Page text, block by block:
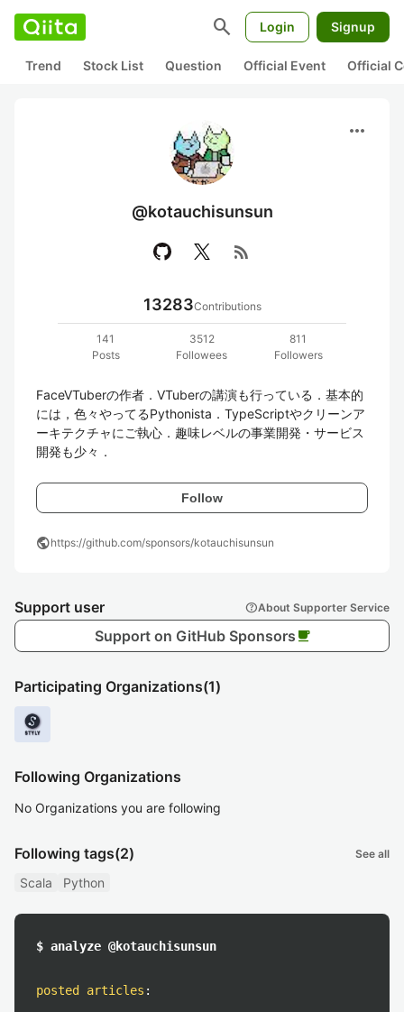
search Login Signup
Trend Stock List Question Official Event Official
more_horiz
@kotauchisunsun
rss_feed
13283Contributions
141
Posts
3512
Followees
811
Followers
FaceVTuberの作者．VTuberの講演も行っている．基本的
には，色々やってるPythonista．TypeScriptやクリーンア
ーキテクチャにご執心．趣味レベルの事業開発・サービス
開発も少々．
Follow
publichttps://github.com/sponsors/kotauchisunsun
Support user helpAbout Supporter Service
Support on GitHub Sponsors local_cafe
Participating Organizations(1)
Following Organizations
No Organizations you are following
Following tags(2) See all
Scala Python
$ analyze @kotauchisunsun
posted articles :